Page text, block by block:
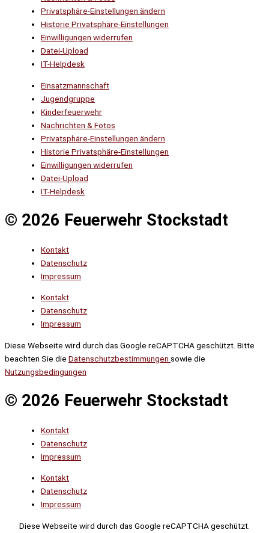
Privatsphäre-Einstellungen ändern
Historie Privatsphäre-Einstellungen
Einwilligungen widerrufen
Datei-Upload
IT-Helpdesk
Einsatzmannschaft
Jugendgruppe
Kinderfeuerwehr
Nachrichten & Fotos
Privatsphäre-Einstellungen ändern
Historie Privatsphäre-Einstellungen
Einwilligungen widerrufen
Datei-Upload
IT-Helpdesk
© 2026 Feuerwehr Stockstadt
Kontakt
Datenschutz
Impressum
Kontakt
Datenschutz
Impressum
Diese Webseite wird durch das Google reCAPTCHA geschützt. Bitte
beachten Sie die Datenschutzbestimmungen sowie die
Nutzungsbedingungen
© 2026 Feuerwehr Stockstadt
Kontakt
Datenschutz
Impressum
Kontakt
Datenschutz
Impressum
Diese Webseite wird durch das Google reCAPTCHA geschützt.